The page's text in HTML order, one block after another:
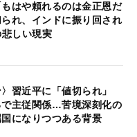
はや頼れるのは金正恩だ
れ、インドに振り回され
しい現実
習近平に「値切られ」
で主従関係…苦境深刻化の
になりつつある背景